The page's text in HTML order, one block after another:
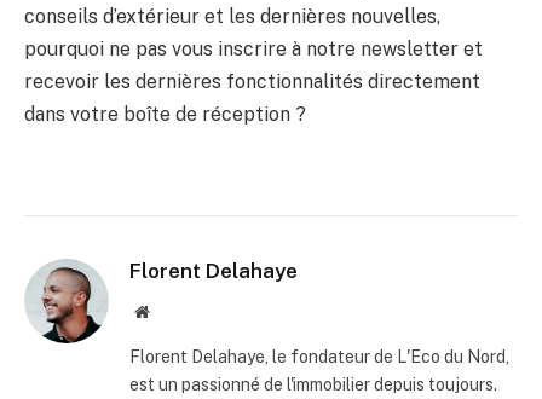
conseils d’extérieur et les dernières nouvelles,
pourquoi ne pas vous inscrire à notre newsletter et
recevoir les dernières fonctionnalités directement
dans votre boîte de réception ?
Florent Delahaye
Site
Florent Delahaye, le fondateur de L'Eco du Nord,
est un passionné de l'immobilier depuis toujours.